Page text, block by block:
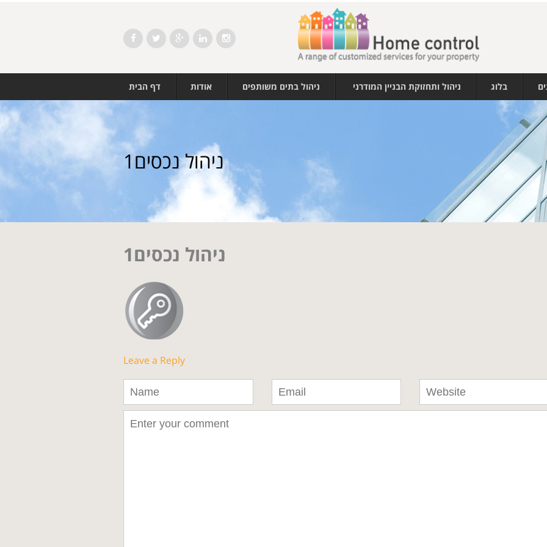
דף הבית אודות ניהול בתים משותפים ניהול ותחזוקת הבניין המודרני בלוג
ניהול נכסים1
ניהול נכסים1
Leave a Reply